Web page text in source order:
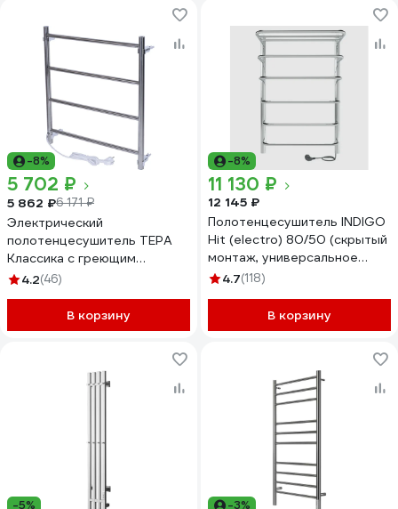
-8%
5 702 ₽
5 862 ₽6 171 ₽
Электрический
полотенцесушитель ТЕРА
Классика с греющим
кабелем 400x600 ПСН-09-
4.2(46)
В корзину
-8%
11 130 ₽
12 145 ₽
Полотенцесушитель INDIGO
Hit (electro) 80/50 (скрытый
монтаж, универсальное
подключение R/L,
4.7(118)
В корзину
-5% -3%